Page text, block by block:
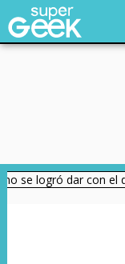
Tecnología